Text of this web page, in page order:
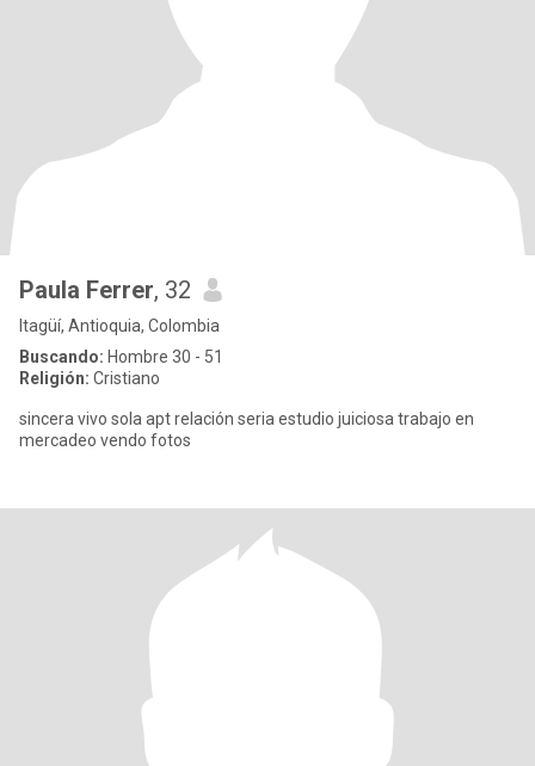
Paula Ferrer, 32
Itagüí, Antioquia, Colombia
Buscando: Hombre 30 - 51
Religión: Cristiano
sincera vivo sola apt relación seria estudio juiciosa trabajo en
mercadeo vendo fotos